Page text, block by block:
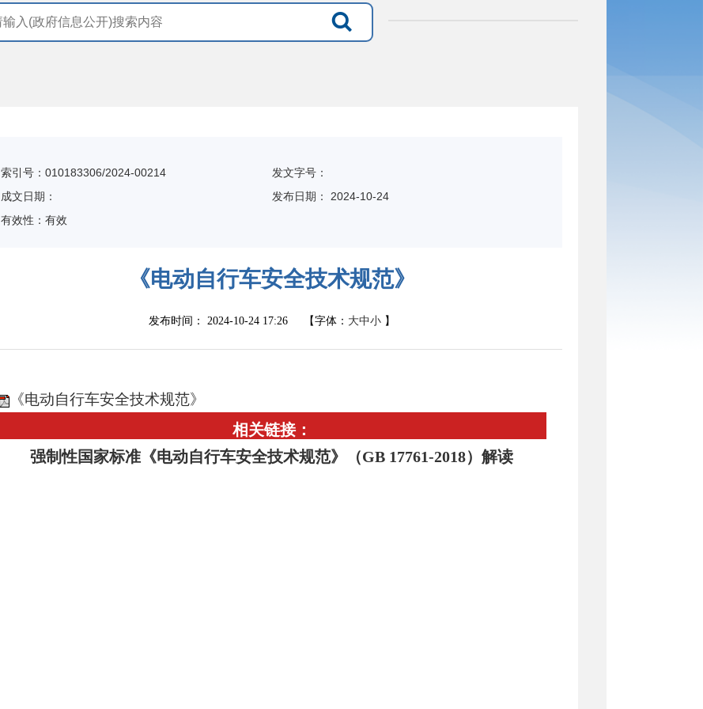
索引号：010183306/2024-00214
发文字号：
成文日期：
发布日期：
2024-10-24
有效性：有效
《电动自行车安全技术规范》
发布时间： 2024-10-24 17:26 【字体： 大中小】
《电动自行车安全技术规范》
相关链接：
强制性国家标准《电动自行车安全技术规范》（GB 17761-2018）解读